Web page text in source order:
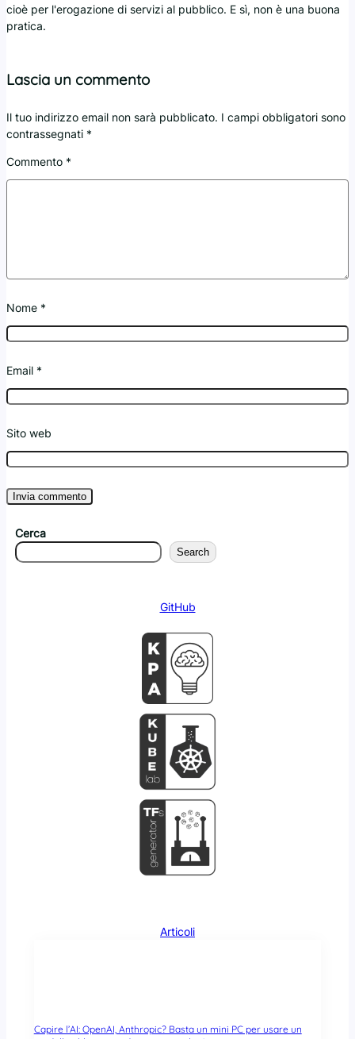
cioè per l'erogazione di servizi al pubblico. E sì, non è una buona
pratica.
Lascia un commento
Il tuo indirizzo email non sarà pubblicato. I campi obbligatori sono
contrassegnati *
Commento *
Nome *
Email *
Sito web
Cerca
Search
GitHub
Articoli
Capire l’AI: OpenAI, Anthropic? Basta un mini PC per usare un